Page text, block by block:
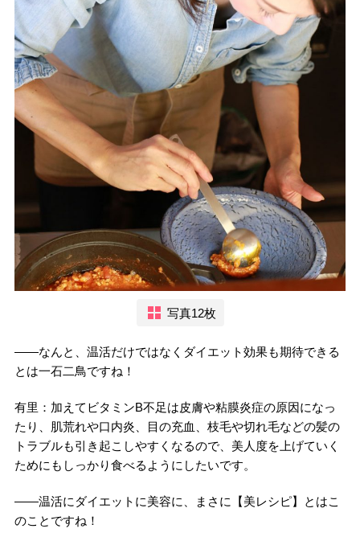
写真12枚
――なんと、温活だけではなくダイエット効果も期待できる
とは一石二鳥ですね！
有里：加えてビタミンB不足は皮膚や粘膜炎症の原因になっ
たり、肌荒れや口内炎、目の充血、枝毛や切れ毛などの髪の
トラブルも引き起こしやすくなるので、美人度を上げていく
ためにもしっかり食べるようにしたいです。
――温活にダイエットに美容に、まさに【美レシピ】とはこ
のことですね！